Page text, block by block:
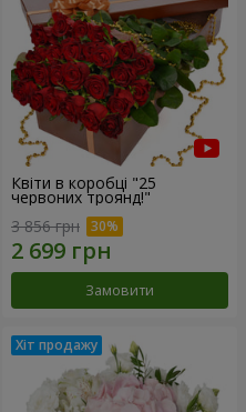
Квіти в коробці "25
червоних троянд!"
3 856 грн
Замовити